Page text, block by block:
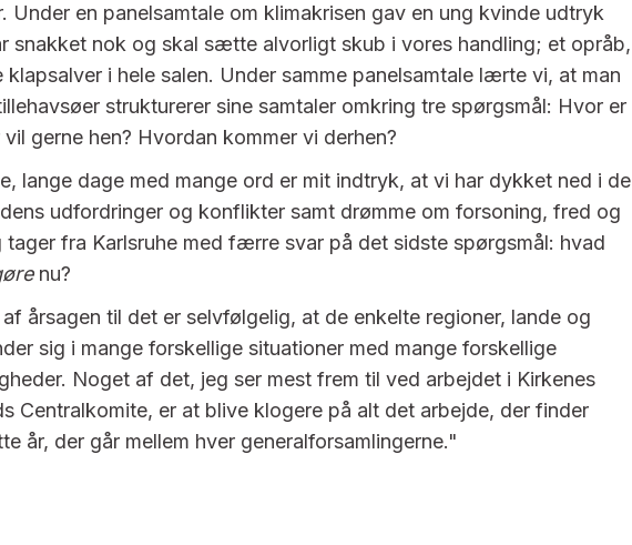
Under en panelsamtale om klimakrisen gav en ung kvinde udtryk
snakket nok og skal sætte alvorligt skub i vores handling; et opråb,
klapsalver i hele salen. Under samme panelsamtale lærte vi, at man
strukturerer sine samtaler omkring tre spørgsmål: Hvor er
gerne hen? Hvordan kommer vi derhen?
lange dage med mange ord er mit indtryk, at vi har dykket ned i de
udfordringer og konflikter samt drømme om forsoning, fred og
tager fra Karlsruhe med færre svar på det sidste spørgsmål: hvad
nu?
af årsagen til det er selvfølgelig, at de enkelte regioner, lande og
sig i mange forskellige situationer med mange forskellige
Noget af det, jeg ser mest frem til ved arbejdet i Kirkenes
Centralkomite, er at blive klogere på alt det arbejde, der finder
år, der går mellem hver generalforsamlingerne."